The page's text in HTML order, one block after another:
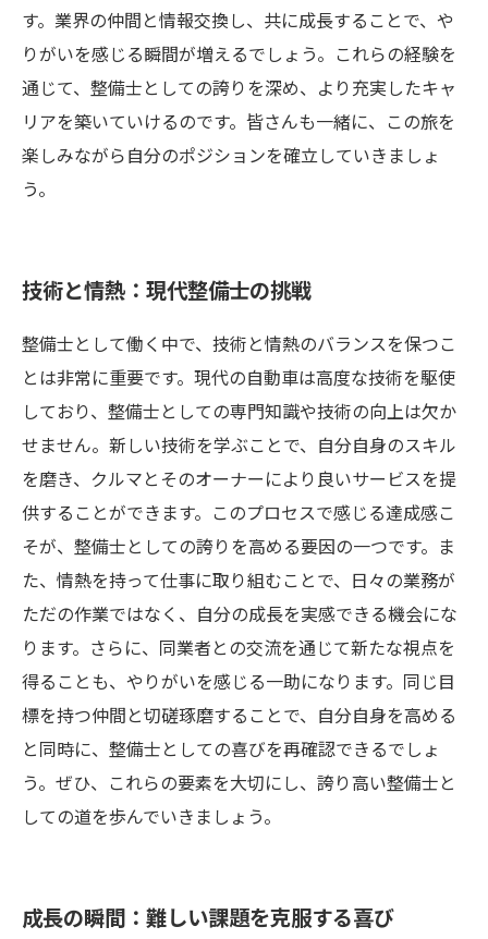
す。業界の仲間と情報交換し、共に成長することで、や
りがいを感じる瞬間が増えるでしょう。これらの経験を
通じて、整備士としての誇りを深め、より充実したキャ
リアを築いていけるのです。皆さんも一緒に、この旅を
楽しみながら自分のポジションを確立していきましょ
う。
技術と情熱：現代整備士の挑戦
整備士として働く中で、技術と情熱のバランスを保つこ
とは非常に重要です。現代の自動車は高度な技術を駆使
しており、整備士としての専門知識や技術の向上は欠か
せません。新しい技術を学ぶことで、自分自身のスキル
を磨き、クルマとそのオーナーにより良いサービスを提
供することができます。このプロセスで感じる達成感こ
そが、整備士としての誇りを高める要因の一つです。ま
た、情熱を持って仕事に取り組むことで、日々の業務が
ただの作業ではなく、自分の成長を実感できる機会にな
ります。さらに、同業者との交流を通じて新たな視点を
得ることも、やりがいを感じる一助になります。同じ目
標を持つ仲間と切磋琢磨することで、自分自身を高める
と同時に、整備士としての喜びを再確認できるでしょ
う。ぜひ、これらの要素を大切にし、誇り高い整備士と
しての道を歩んでいきましょう。
成長の瞬間：難しい課題を克服する喜び